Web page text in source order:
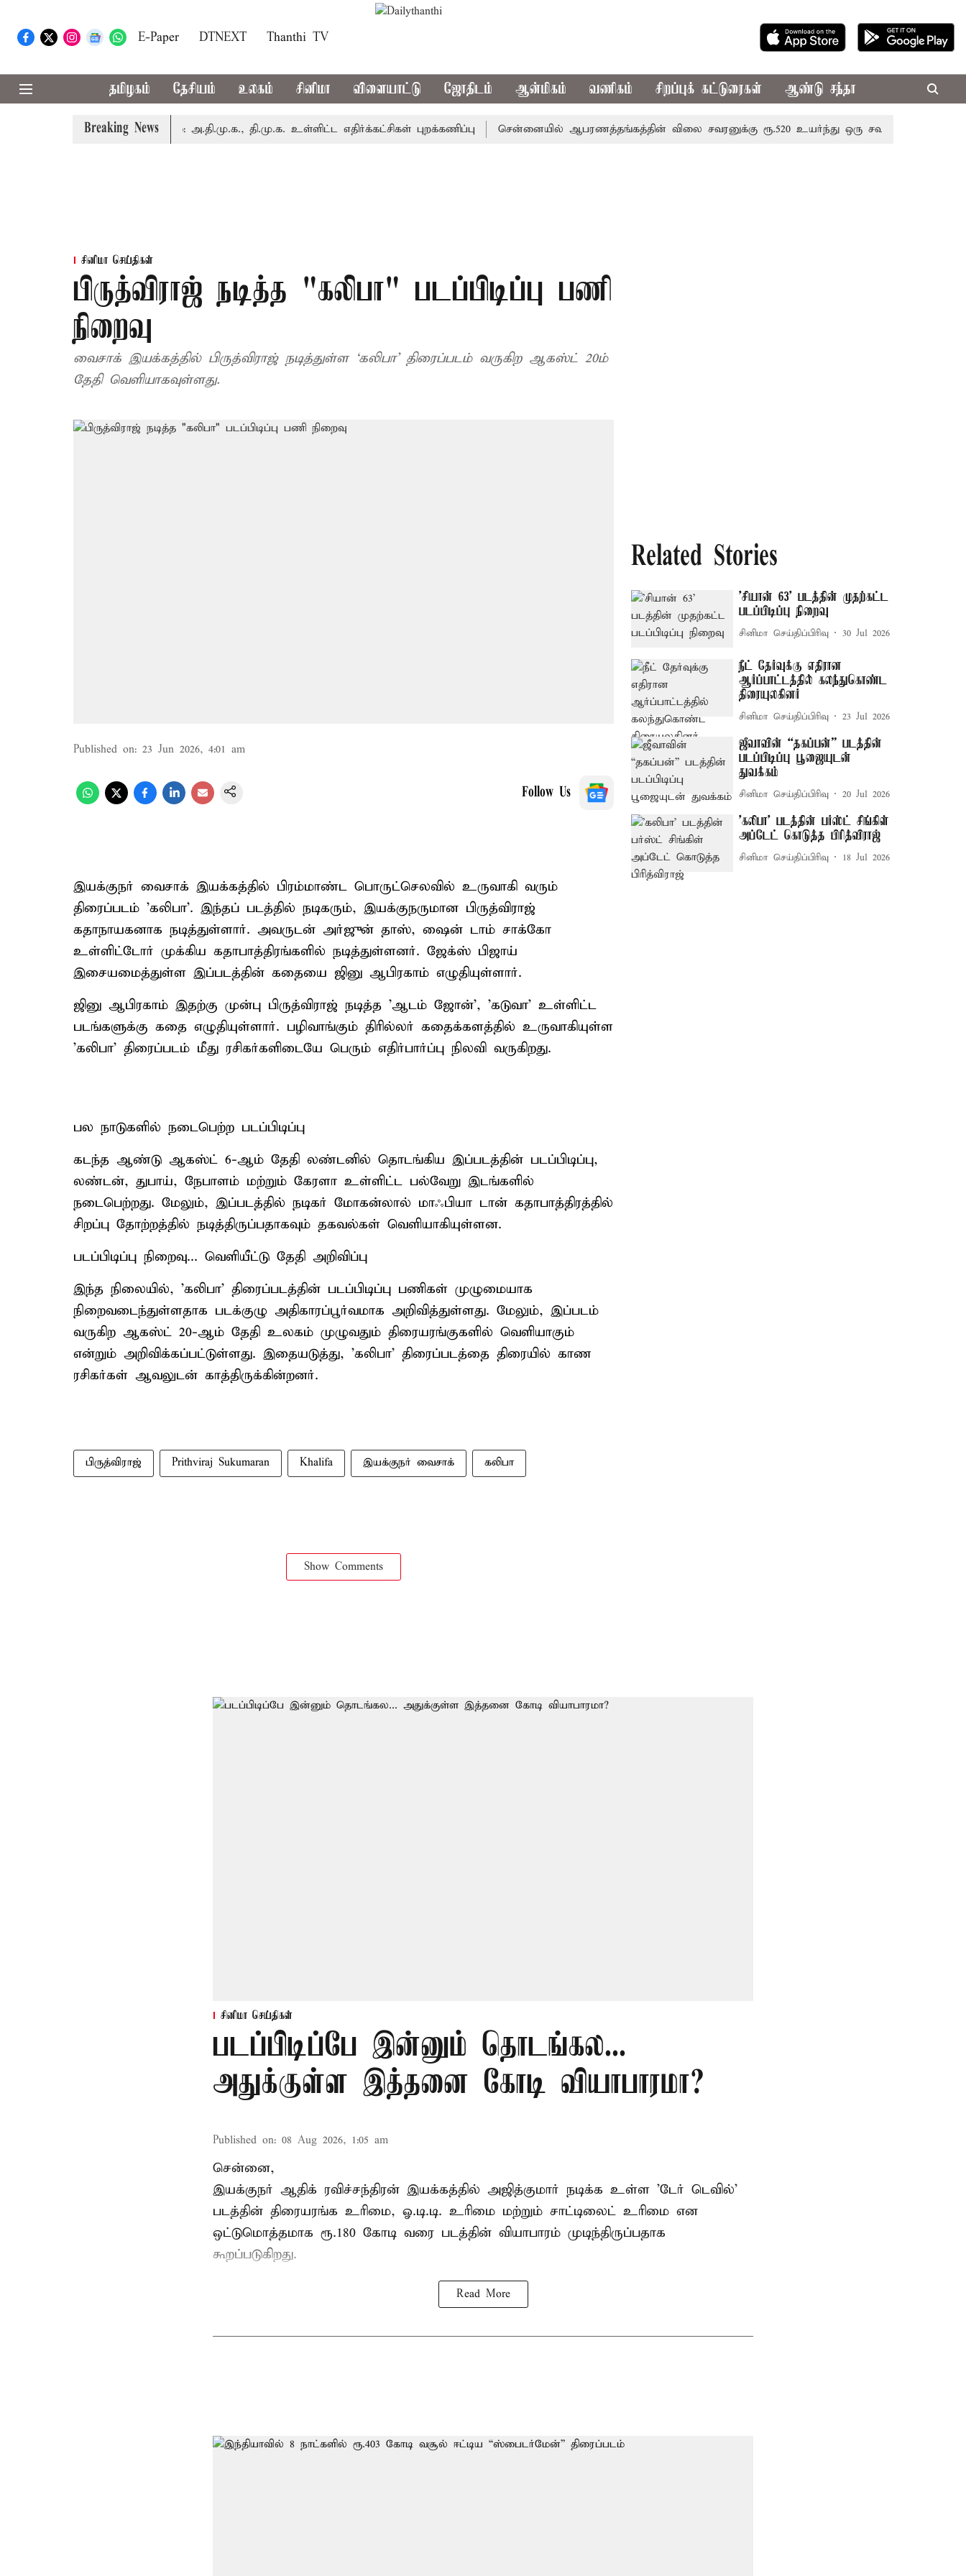
E-Paper DTNEXT Thanthi TV
தமிழகம் தேசியம் உலகம் சினிமா விளையாட்டு ஜோதிடம் ஆன்மிகம் வணிகம் சிறப்புக் கட்டுரைகள் ஆண்டு சந்தா
Breaking News
எம்.பி.க்கள் கூட்டம்: அ.தி.மு.க., தி.மு.க. உள்ளிட்ட எதிர்க்கட்சிகள் புறக்கணிப்பு சென்னையில் ஆபரணத்தங்கத்தின் விலை சவரனுக்கு ரூ.520 உயர்ந்து ஒரு சவரன் ரூ.1,11,720க்கு
சினிமா செய்திகள்
பிருத்விராஜ் நடித்த "கலிபா" படப்பிடிப்பு பணி
நிறைவு
வைசாக் இயக்கத்தில் பிருத்விராஜ் நடித்துள்ள ‘கலிபா’ திரைப்படம் வருகிற ஆகஸ்ட் 20ம்
தேதி வெளியாகவுள்ளது.
Published on: 23 Jun 2026, 4:01 am
Follow Us
இயக்குநர் வைசாக் இயக்கத்தில் பிரம்மாண்ட பொருட்செலவில் உருவாகி வரும்
திரைப்படம் 'கலிபா'. இந்தப் படத்தில் நடிகரும், இயக்குநருமான பிருத்விராஜ்
கதாநாயகனாக நடித்துள்ளார். அவருடன் அர்ஜுன் தாஸ், ஷைன் டாம் சாக்கோ
உள்ளிட்டோர் முக்கிய கதாபாத்திரங்களில் நடித்துள்ளனர். ஜேக்ஸ் பிஜாய்
இசையமைத்துள்ள இப்படத்தின் கதையை ஜினு ஆபிரகாம் எழுதியுள்ளார்.
ஜினு ஆபிரகாம் இதற்கு முன்பு பிருத்விராஜ் நடித்த 'ஆடம் ஜோன்', 'கடுவா' உள்ளிட்ட
படங்களுக்கு கதை எழுதியுள்ளார். பழிவாங்கும் திரில்லர் கதைக்களத்தில் உருவாகியுள்ள
'கலிபா' திரைப்படம் மீது ரசிகர்களிடையே பெரும் எதிர்பார்ப்பு நிலவி வருகிறது.
பல நாடுகளில் நடைபெற்ற படப்பிடிப்பு
கடந்த ஆண்டு ஆகஸ்ட் 6-ஆம் தேதி லண்டனில் தொடங்கிய இப்படத்தின் படப்பிடிப்பு,
லண்டன், துபாய், நேபாளம் மற்றும் கேரளா உள்ளிட்ட பல்வேறு இடங்களில்
நடைபெற்றது. மேலும், இப்படத்தில் நடிகர் மோகன்லால் மாஃபியா டான் கதாபாத்திரத்தில்
சிறப்பு தோற்றத்தில் நடித்திருப்பதாகவும் தகவல்கள் வெளியாகியுள்ளன.
படப்பிடிப்பு நிறைவு... வெளியீட்டு தேதி அறிவிப்பு
இந்த நிலையில், 'கலிபா' திரைப்படத்தின் படப்பிடிப்பு பணிகள் முழுமையாக
நிறைவடைந்துள்ளதாக படக்குழு அதிகாரப்பூர்வமாக அறிவித்துள்ளது. மேலும், இப்படம்
வருகிற ஆகஸ்ட் 20-ஆம் தேதி உலகம் முழுவதும் திரையரங்குகளில் வெளியாகும்
என்றும் அறிவிக்கப்பட்டுள்ளது. இதையடுத்து, 'கலிபா' திரைப்படத்தை திரையில் காண
ரசிகர்கள் ஆவலுடன் காத்திருக்கின்றனர்.
பிருத்விராஜ் Prithviraj Sukumaran Khalifa இயக்குநர் வைசாக் கலிபா
Show Comments
Related Stories
'சியான் 63' படத்தின் முதற்கட்ட
படப்பிடிப்பு நிறைவு
சினிமா செய்திப்பிரிவு 30 Jul 2026
நீட் தேர்வுக்கு எதிரான
ஆர்ப்பாட்டத்தில் கலந்துகொண்ட
திரையுலகினர்
சினிமா செய்திப்பிரிவு 23 Jul 2026
ஜீவாவின் “தகப்பன்” படத்தின்
படப்பிடிப்பு பூஜையுடன்
துவக்கம்
சினிமா செய்திப்பிரிவு 20 Jul 2026
'கலிபா' படத்தின் பர்ஸ்ட் சிங்கிள்
அப்டேட் கொடுத்த பிரித்விராஜ்
சினிமா செய்திப்பிரிவு 18 Jul 2026
சினிமா செய்திகள்
படப்பிடிப்பே இன்னும் தொடங்கல...
அதுக்குள்ள இத்தனை கோடி வியாபாரமா?
Published on: 08 Aug 2026, 1:05 am
சென்னை,
இயக்குநர் ஆதிக் ரவிச்சந்திரன் இயக்கத்தில் அஜித்குமார் நடிக்க உள்ள 'டேர் டெவில்'
படத்தின் திரையரங்க உரிமை, ஓ.டி.டி. உரிமை மற்றும் சாட்டிலைட் உரிமை என
ஒட்டுமொத்தமாக ரூ.180 கோடி வரை படத்தின் வியாபாரம் முடிந்திருப்பதாக
கூறப்படுகிறது.
Read More